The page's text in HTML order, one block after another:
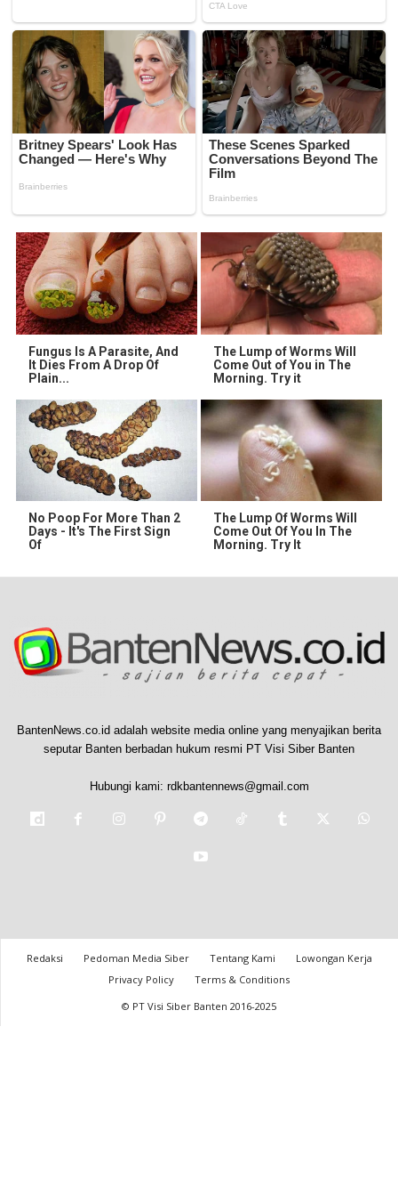
Fungus Is A Parasite, And
It Dies From A Drop Of
Plain...
The Lump of Worms Will
Come Out of You in The
Morning. Try it
No Poop For More Than 2
Days - It's The First Sign
Of
The Lump Of Worms Will
Come Out Of You In The
Morning. Try It
BantenNews.co.id adalah website media online yang menyajikan berita
seputar Banten berbadan hukum resmi PT Visi Siber Banten
Hubungi kami: rdkbantennews@gmail.com
Redaksi Pedoman Media Siber Tentang Kami
Lowongan Kerja
Privacy Policy
Terms & Conditions
© PT Visi Siber Banten 2016-2025